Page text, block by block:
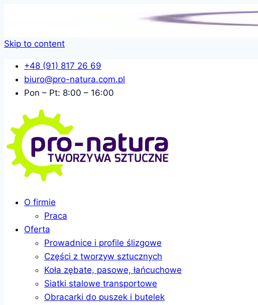
Skip to content
+48 (91) 817 26 69
biuro@pro-natura.com.pl
Pon – Pt: 8:00 – 16:00
O firmie
Praca
Oferta
Prowadnice i profile ślizgowe
Części z tworzyw sztucznych
Koła zębate, pasowe, łańcuchowe
Siatki stalowe transportowe
Obracarki do puszek i butelek